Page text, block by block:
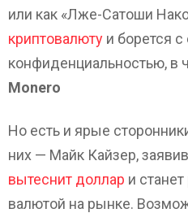
или как «Лже-Сатоши
криптовалюту и борется с
конфиденциальностью, в
Monero
Но есть и ярые
них — Майк Кайзер,
вытеснит доллар и
валютой на рынке.